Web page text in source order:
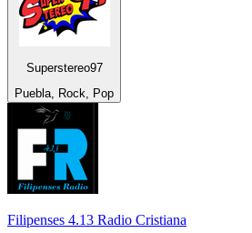
Superstereo97
Puebla, Rock, Pop
Filipenses 4.13 Radio Cristiana